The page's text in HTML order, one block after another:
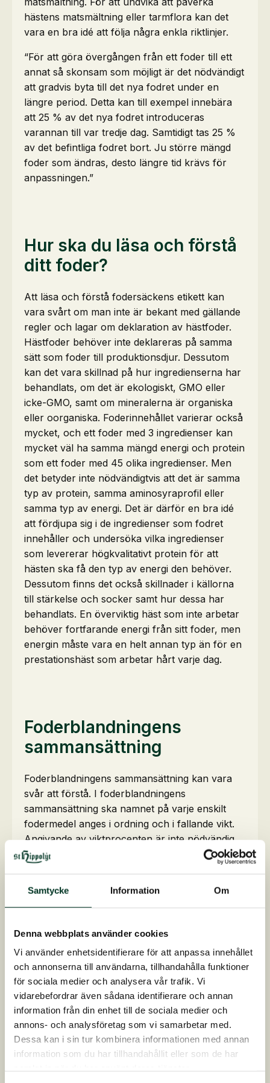
Samtycke Information Om
Denna webbplats använder cookies
Vi använder enhetsidentifierare för att anpassa innehållet
och annonserna till användarna, tillhandahålla funktioner
för sociala medier och analysera vår trafik. Vi
vidarebefordrar även sådana identifierare och annan
information från din enhet till de sociala medier och
annons- och analysföretag som vi samarbetar med.
Dessa kan i sin tur kombinera informationen med annan
information som du har tillhandahållit eller som de har
hästens matsmältning eller tarmflora kan det
vara en bra idé att följa några enkla riktlinjer.
“För att göra övergången från ett foder till ett
annat så skonsam som möjligt är det nödvändigt
att gradvis byta till det nya fodret under en
längre period. Detta kan till exempel innebära
att 25 % av det nya fodret introduceras
varannan till var tredje dag. Samtidigt tas 25 %
av det befintliga fodret bort. Ju större mängd
foder som ändras, desto längre tid krävs för
anpassningen.”
Hur ska du läsa och förstå
ditt foder?
Att läsa och förstå fodersäckens etikett kan
vara svårt om man inte är bekant med gällande
regler och lagar om deklaration av hästfoder.
Hästfoder behöver inte deklareras på samma
sätt som foder till produktionsdjur. Dessutom
kan det vara skillnad på hur ingredienserna har
behandlats, om det är ekologiskt, GMO eller
icke-GMO, samt om mineralerna är organiska
eller oorganiska. Foderinnehållet varierar också
mycket, och ett foder med 3 ingredienser kan
mycket väl ha samma mängd energi och protein
som ett foder med 45 olika ingredienser. Men
det betyder inte nödvändigtvis att det är samma
typ av protein, samma aminosyraprofil eller
samma typ av energi. Det är därför en bra idé
att fördjupa sig i de ingredienser som fodret
innehåller och undersöka vilka ingredienser
som levererar högkvalitativt protein för att
hästen ska få den typ av energi den behöver.
Dessutom finns det också skillnader i källorna
till stärkelse och socker samt hur dessa har
behandlats. En överviktig häst som inte arbetar
behöver fortfarande energi från sitt foder, men
energin måste vara en helt annan typ än för en
prestationshäst som arbetar hårt varje dag.
Foderblandningens
sammansättning
Foderblandningens sammansättning kan vara
svår att förstå. I foderblandningens
sammansättning ska namnet på varje enskilt
fodermedel anges i ordning och i fallande vikt.
Angivande av viktprocenten är inte nödvändig.
Endast om råvarorna beskrivs i text eller på
eller grafik, måste viktprocenten anges. Det är
därför inte alltid möjligt att veta hur mycket av
vara nödvändigt att kontakta foderproducenten
Foderblandningens
näringsinnehåll och
tillsatser